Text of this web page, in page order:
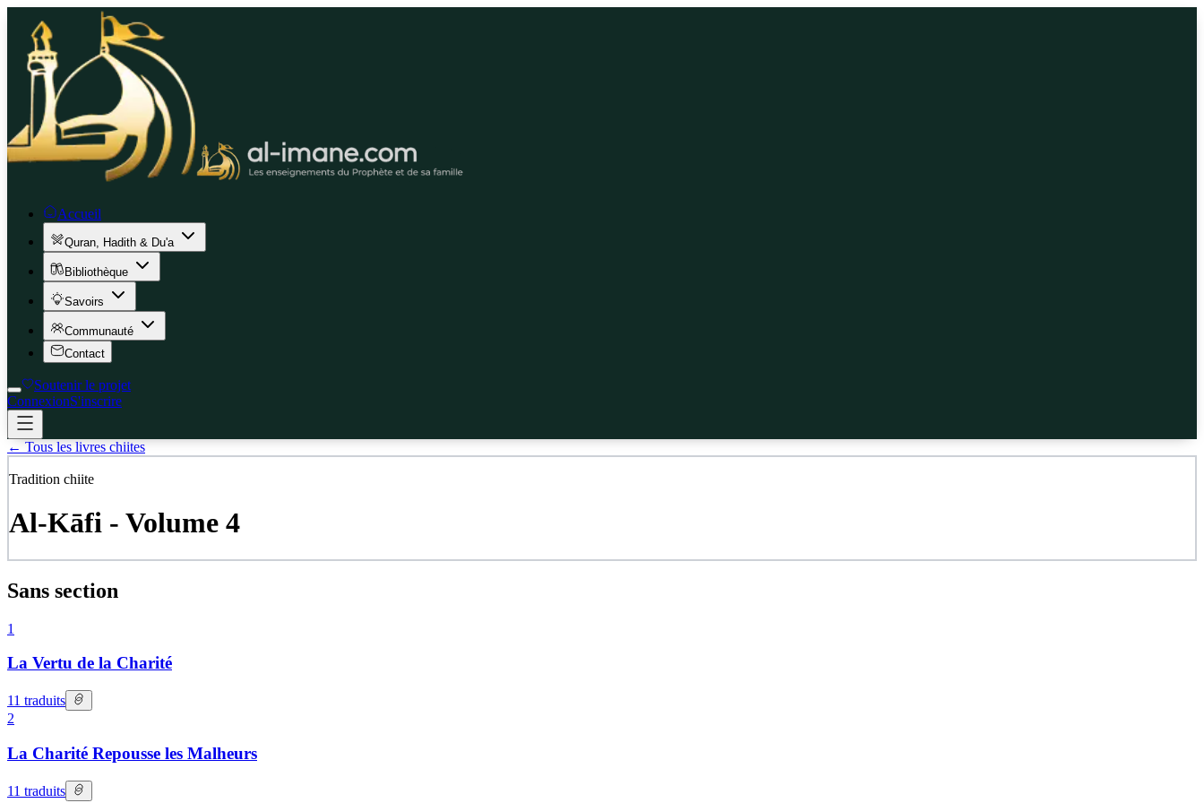
Accueil
Quran, Hadith & Du'a
Bibliothèque
Savoirs
Communauté
Contact
Soutenir le projet
ConnexionS'inscrire
← Tous les livres chiites
Tradition chiite
Al-Kāfi - Volume 4
Sans section
1
La Vertu de la Charité
11 traduits
2
La Charité Repousse les Malheurs
11 traduits